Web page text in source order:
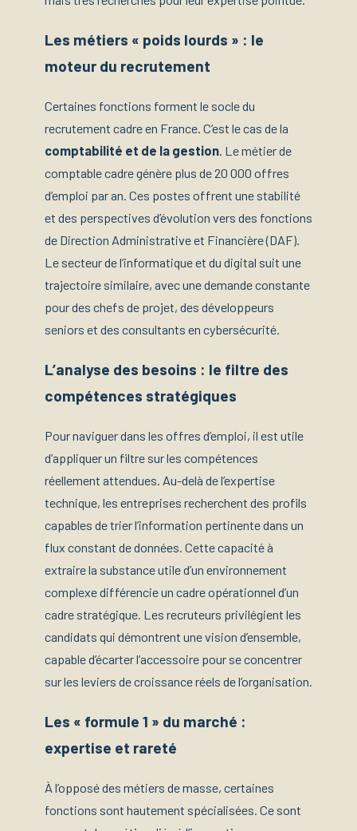
Les métiers « poids lourds » : le
moteur du recrutement
Certaines fonctions forment le socle du
recrutement cadre en France. C’est le cas de la
comptabilité et de la gestion. Le métier de
comptable cadre génère plus de 20 000 offres
d’emploi par an. Ces postes offrent une stabilité
et des perspectives d’évolution vers des fonctions
de Direction Administrative et Financière (DAF).
Le secteur de l’informatique et du digital suit une
trajectoire similaire, avec une demande constante
pour des chefs de projet, des développeurs
seniors et des consultants en cybersécurité.
L’analyse des besoins : le filtre des
compétences stratégiques
Pour naviguer dans les offres d’emploi, il est utile
d’appliquer un filtre sur les compétences
réellement attendues. Au-delà de l’expertise
technique, les entreprises recherchent des profils
capables de trier l’information pertinente dans un
flux constant de données. Cette capacité à
extraire la substance utile d’un environnement
complexe différencie un cadre opérationnel d’un
cadre stratégique. Les recruteurs privilégient les
candidats qui démontrent une vision d’ensemble,
capable d’écarter l’accessoire pour se concentrer
sur les leviers de croissance réels de l’organisation.
Les « formule 1 » du marché :
expertise et rareté
À l’opposé des métiers de masse, certaines
fonctions sont hautement spécialisées. Ce sont